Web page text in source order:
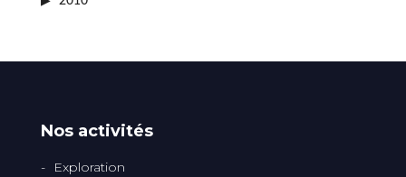
Nos activités
Exploration